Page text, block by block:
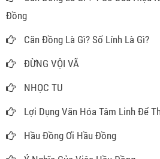
Đồng
Căn Đồng Là Gì? Số Lính Là Gì?
ĐỪNG VỘI VÃ
NHỌC TU
Lợi Dụng Văn Hóa Tâm Linh Để
Hầu Đồng Ơi Hầu Đồng